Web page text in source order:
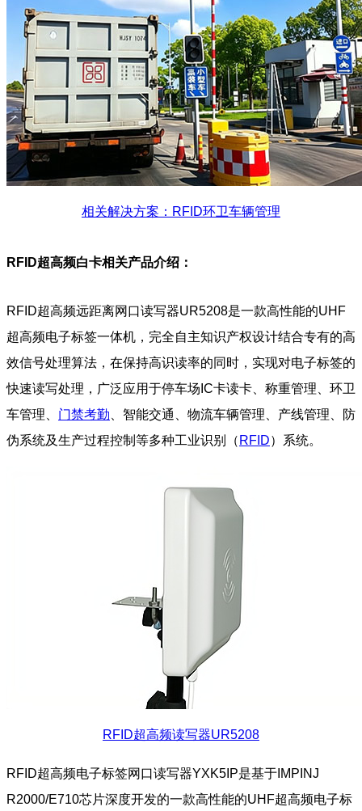
相关解决方案：RFID环卫车辆管理
RFID超高频白卡相关产品介绍：
RFID超高频远距离网口读写器UR5208是一款高性能的UHF
超高频电子标签一体机，完全自主知识产权设计结合专有的高
效信号处理算法，在保持高识读率的同时，实现对电子标签的
快速读写处理，广泛应用于停车场IC卡读卡、称重管理、环卫
车管理、 门禁考勤 、智能交通、物流车辆管理、产线管理、防
伪系统及生产过程控制等多种工业识别（ RFID）系统。
RFID超高频读写器UR5208
RFID超高频电子标签网口读写器YXK5IP是基于IMPINJ
R2000/E710芯片深度开发的一款高性能的UHF超高频电子标